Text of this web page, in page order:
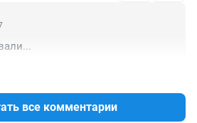
все комментарии